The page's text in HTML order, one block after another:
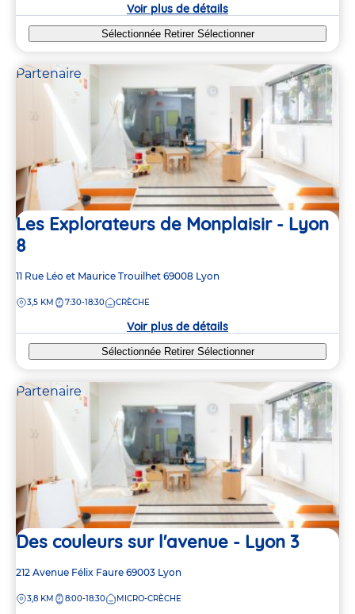
Voir plus de détails
Sélectionnée Retirer Sélectionner
Partenaire
Les Explorateurs de Monplaisir - Lyon
8
Adresse
la
11 Rue Léo et Maurice Trouilhet 69008 Lyon
DISTANCE
3,5 KM 7:30-18:30 CRÈCHE
Voir plus de détails
Sélectionnée Retirer Sélectionner
Partenaire
Des couleurs sur l'avenue - Lyon 3
Adresse
la
212 Avenue Félix Faure 69003 Lyon
DISTANCE
3,8 KM 8:00-18:30 MICRO-CRÈCHE